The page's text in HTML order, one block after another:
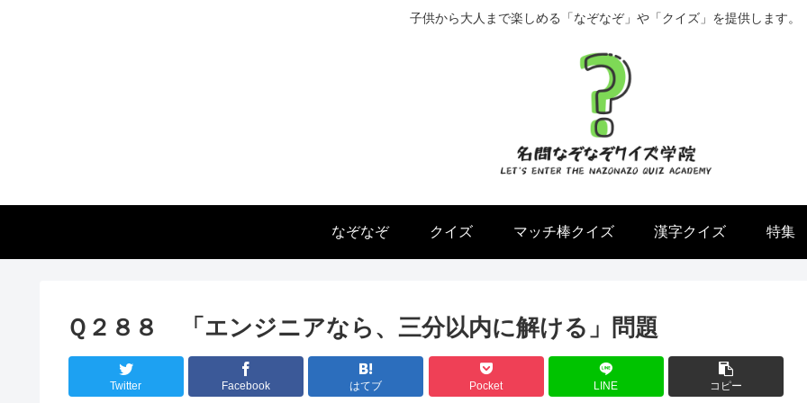
子供から大人まで楽しめる「なぞなぞ」や「クイズ」を提供します。
なぞなぞ クイズ マッチ棒クイズ 漢字クイズ 特集
Ｑ２８８ 「エンジニアなら、三分以内に解ける」問題
Twitter Facebook はてブ Pocket LINE コピー